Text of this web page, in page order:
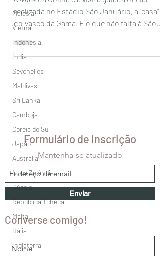
Formulário de Inscrição
Mantenha-se atualizado
Enviar
Malásia
Vietnã
Indonésia
Índia
Seychelles
Maldivas
Sri Lanka
Camboja
Coréia do Sul
Japão
Austrália
Nova Zelândia
Rússia
República Tcheca
Malta
Itália
Inglaterra
realizada no Estádio São Januário, a "casa"
do Vasco da Gama. E o que não falta à São
Converse comigo!